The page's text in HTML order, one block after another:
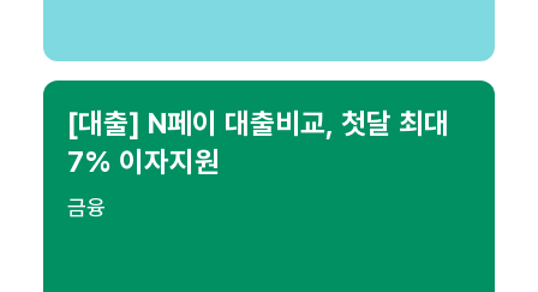
[대출] N페이 대출비교, 첫달 최대
7% 이자지원
금융